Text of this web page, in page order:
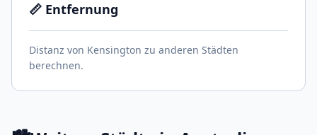
📏 Entfernung
Distanz von Kensington zu anderen Städten
berechnen.